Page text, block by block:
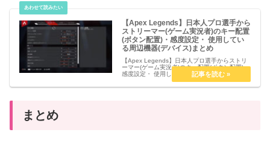
【Apex Legends】日本人プロ選手から
ストリーマー(ゲーム実況者)のキー配置
(ボタン配置)・感度設定・ 使用してい
る周辺機器(デバイス)まとめ
【Apex Legends】日本人プロ選手からストリ
ーマー(ゲーム実況者)のキー配置(ボタン配置)・
感度設定・ 使用している周辺機器(デバイス)ま
とめSwitch Swich版日本最速プレデター やじゅ
きっす Switch版ソロプレデター ...
まとめ